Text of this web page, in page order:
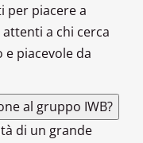
per piacere a
a chi cerca
piacevole da
al gruppo IWB?
di un grande